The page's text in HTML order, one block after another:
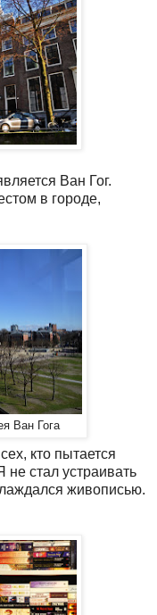
Ван Гог.
в городе,
Ван Гога
кто пытается
не стал устраивать
живописью.